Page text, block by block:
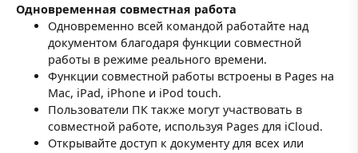
Одновременная совместная работа
Одновременно всей командой работайте над
документом благодаря функции совместной
работы в режиме реального времени.
Функции совместной работы встроены в Pages на
Mac, iPad, iPhone и iPod touch.
Пользователи ПК также могут участвовать в
совместной работе, используя Pages для iCloud.
Открывайте доступ к документу для всех или